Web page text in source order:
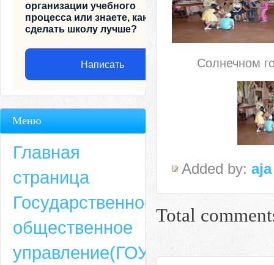
Адрес
659635, Алтайский край, Алтайский район, село Ая, ул. Школьная 11.
Солнечном
Added by: aja
Total
организации учебного
процесса или знаете, как
сделать школу лучше?
Написать
Меню
Главная
страница
Государственно-
общественное
управление(ГОУ)